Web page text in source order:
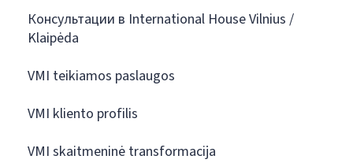
Консультации в International House Vilnius /
Klaipėda
VMI teikiamos paslaugos
VMI kliento profilis
VMI skaitmeninė transformacija